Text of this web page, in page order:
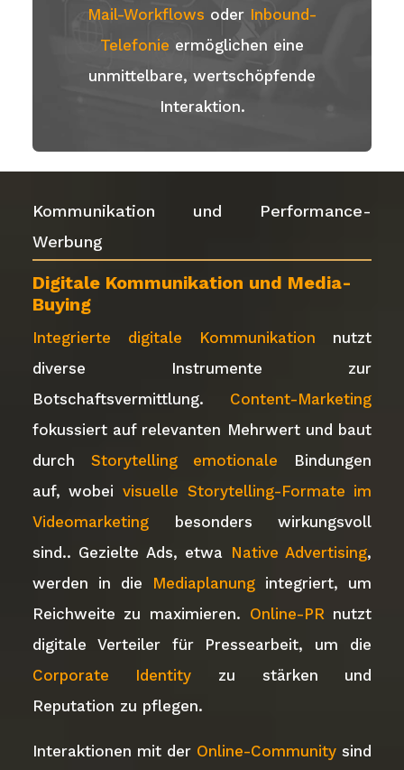
Mail-Workflows oder Inbound-
Telefonie ermöglichen eine
unmittelbare, wertschöpfende
Interaktion.
Kommunikation und Performance-
Werbung
Digitale Kommunikation und Media-
Buying
Integrierte digitale Kommunikation nutzt
diverse Instrumente zur
Botschaftsvermittlung. Content-Marketing
fokussiert auf relevanten Mehrwert und baut
durch Storytelling emotionale Bindungen
auf, wobei visuelle Storytelling-Formate im
Videomarketingbesonders wirkungsvoll
sind.. Gezielte Ads, etwa Native Advertising,
werden in die Mediaplanung integriert, um
Reichweite zu maximieren. Online-PR nutzt
digitale Verteiler für Pressearbeit, um die
Corporate Identity zu stärken und
Reputation zu pflegen.
Interaktionen mit der Online-Community sind